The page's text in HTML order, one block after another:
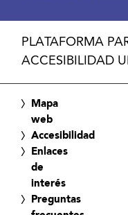
PLATAFORMA
ACCESIBILIDAD
Mapa
web
Accesibilidad
Enlaces
de
interés
Preguntas